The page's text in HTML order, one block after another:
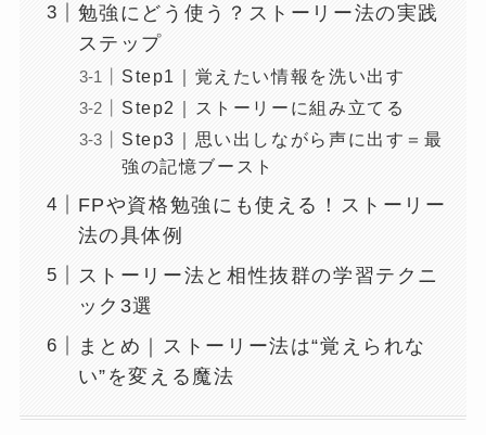
勉強にどう使う？ストーリー法の実践
ステップ
Step1｜覚えたい情報を洗い出す
Step2｜ストーリーに組み立てる
Step3｜思い出しながら声に出す＝最
強の記憶ブースト
FPや資格勉強にも使える！ストーリー
法の具体例
ストーリー法と相性抜群の学習テクニ
ック3選
まとめ｜ストーリー法は“覚えられな
い”を変える魔法